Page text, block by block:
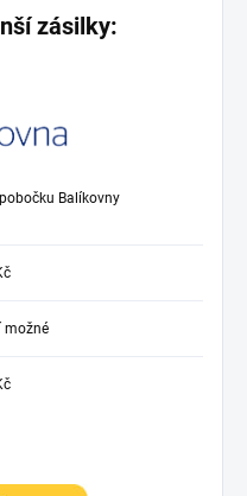
zásilky:
Balíkovny
možné